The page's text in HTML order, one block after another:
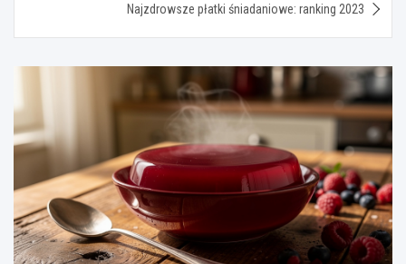
Najzdrowsze płatki śniadaniowe: ranking 2023